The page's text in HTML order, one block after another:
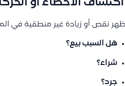
ظهر نقص أو زيادة غير منطقية في
هل السبب بيع؟
شراء؟
جرد؟